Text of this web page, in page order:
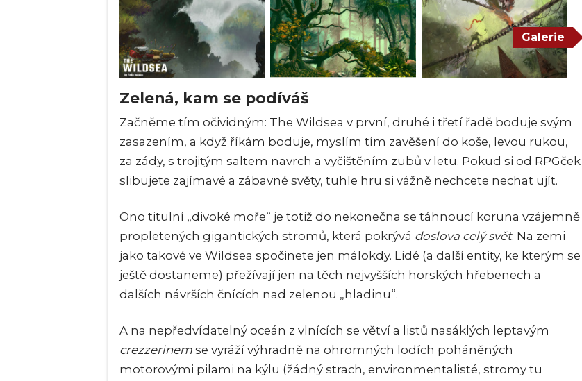
Galerie
Zelená, kam se podíváš
Začněme tím očividným: The Wildsea v první, druhé i třetí řadě boduje svým
zasazením, a když říkám boduje, myslím tím zavěšení do koše, levou rukou,
za zády, s trojitým saltem navrch a vyčištěním zubů v letu. Pokud si od RPGček
slibujete zajímavé a zábavné světy, tuhle hru si vážně nechcete nechat ujít.
Ono titulní „divoké moře“ je totiž do nekonečna se táhnoucí koruna vzájemně
propletených gigantických stromů, která pokrývá doslova celý svět. Na zemi
jako takové ve Wildsea spočinete jen málokdy. Lidé (a další entity, ke kterým se
ještě dostaneme) přežívají jen na těch nejvyšších horských hřebenech a
dalších návrších čnících nad zelenou „hladinu“.
A na nepředvídatelný oceán z vlnících se větví a listů nasáklých leptavým
crezzerinem se vyráží výhradně na ohromných lodích poháněných
motorovými pilami na kýlu (žádný strach, environmentalisté, stromy tu